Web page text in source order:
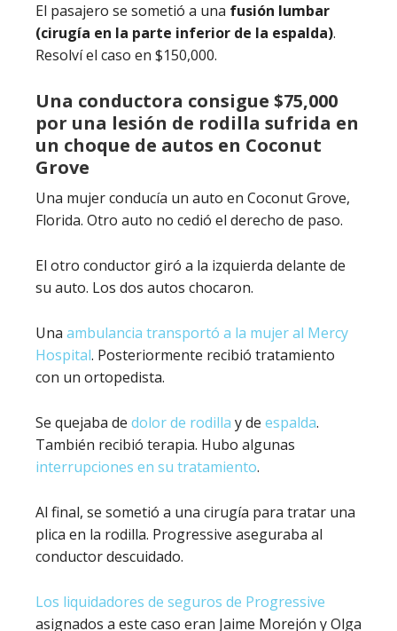
El pasajero se sometió a una fusión lumbar
(cirugía en la parte inferior de la espalda).
Resolví el caso en $150,000.
Una conductora consigue $75,000
por una lesión de rodilla sufrida en
un choque de autos en Coconut
Grove
Una mujer conducía un auto en Coconut Grove,
Florida. Otro auto no cedió el derecho de paso.
El otro conductor giró a la izquierda delante de
su auto. Los dos autos chocaron.
Una ambulancia transportó a la mujer al Mercy
Hospital. Posteriormente recibió tratamiento
con un ortopedista.
Se quejaba de dolor de rodilla y de espalda.
También recibió terapia. Hubo algunas
interrupciones en su tratamiento.
Al final, se sometió a una cirugía para tratar una
plica en la rodilla. Progressive aseguraba al
conductor descuidado.
Los liquidadores de seguros de Progressive
asignados a este caso eran Jaime Morejón y Olga